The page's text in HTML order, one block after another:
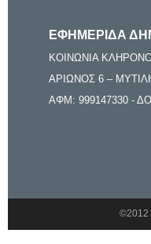
ΕΦΗΜΕΡΙΔΑ
ΚΟΙΝΩΝΙΑ
ΑΡΙΩΝΟΣ 6 –
ΑΦΜ: 999147330 -
©2012